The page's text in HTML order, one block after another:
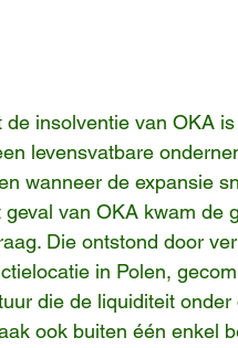
de insolventie van OKA
levensvatbare
wanneer de expansie
geval van OKA kwam
Die ontstond door
in Polen,
die de liquiditeit onder
ook buiten één enkel